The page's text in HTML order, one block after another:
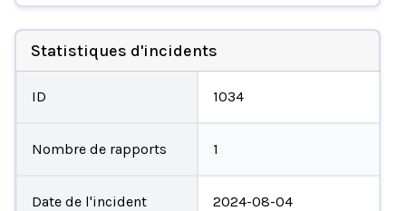
Statistiques d'incidents
ID 1034
Nombre de rapports 1
Date de l'incident 2024-08-04